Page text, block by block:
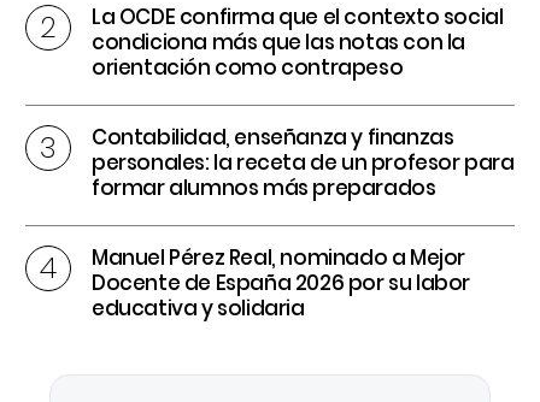
La OCDE confirma que el contexto social
condiciona más que las notas con la
orientación como contrapeso
Contabilidad, enseñanza y finanzas
personales: la receta de un profesor para
formar alumnos más preparados
Manuel Pérez Real, nominado a Mejor
Docente de España 2026 por su labor
educativa y solidaria